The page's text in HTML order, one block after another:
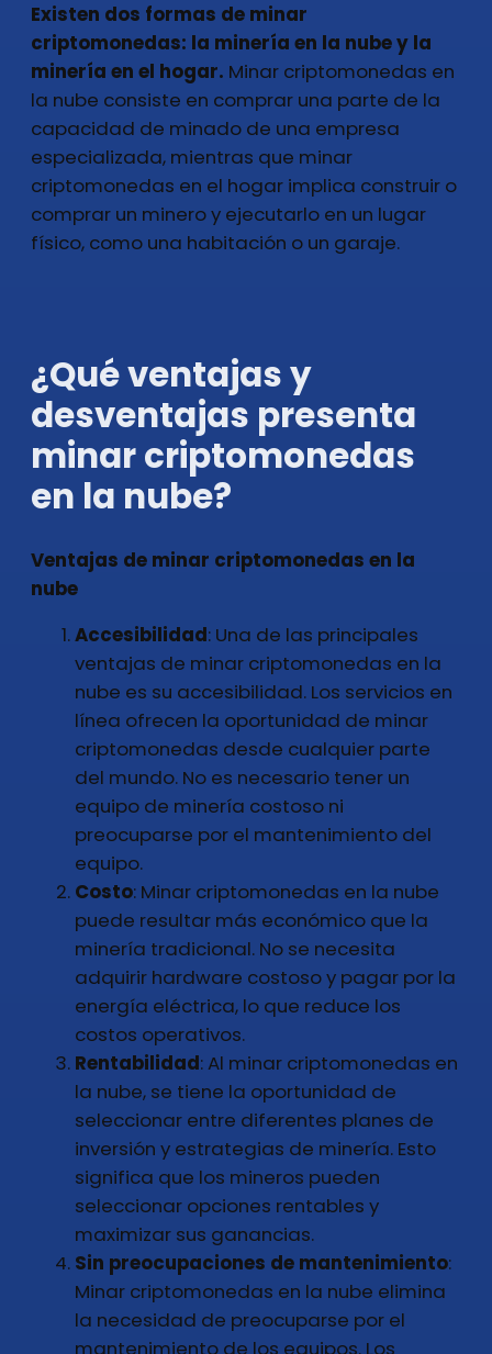
Existen dos formas de minar
criptomonedas: la minería en la nube y la
minería en el hogar. Minar criptomonedas en
la nube consiste en comprar una parte de la
capacidad de minado de una empresa
especializada, mientras que minar
criptomonedas en el hogar implica construir o
comprar un minero y ejecutarlo en un lugar
físico, como una habitación o un garaje.
¿Qué ventajas y
desventajas presenta
minar criptomonedas
en la nube?
Ventajas de minar criptomonedas en la
nube
Accesibilidad: Una de las principales
ventajas de minar criptomonedas en la
nube es su accesibilidad. Los servicios en
línea ofrecen la oportunidad de minar
criptomonedas desde cualquier parte
del mundo. No es necesario tener un
equipo de minería costoso ni
preocuparse por el mantenimiento del
equipo.
Costo: Minar criptomonedas en la nube
puede resultar más económico que la
minería tradicional. No se necesita
adquirir hardware costoso y pagar por la
energía eléctrica, lo que reduce los
costos operativos.
Rentabilidad: Al minar criptomonedas en
la nube, se tiene la oportunidad de
seleccionar entre diferentes planes de
inversión y estrategias de minería. Esto
significa que los mineros pueden
seleccionar opciones rentables y
maximizar sus ganancias.
Sin preocupaciones de mantenimiento:
Minar criptomonedas en la nube elimina
la necesidad de preocuparse por el